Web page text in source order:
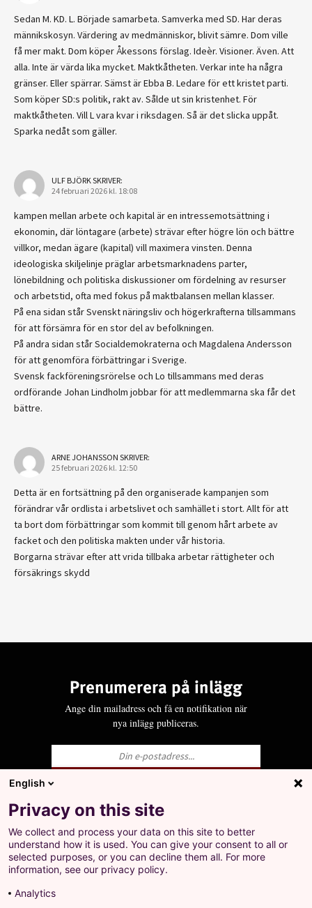
Sedan M. KD. L. Började samarbeta. Samverka med SD. Har deras
männikskosyn. Värdering av medmänniskor, blivit sämre. Dom ville
få mer makt. Dom köper Åkessons förslag. Ideèr. Visioner. Även. Att
alla. Inte är värda lika mycket. Maktkåtheten. Verkar inte ha några
gränser. Eller spärrar. Sämst är Ebba B. Ledare för ett kristet parti.
Som köper SD:s politik, rakt av. Sålde ut sin kristenhet. För
maktkåtheten. Vill L vara kvar i riksdagen. Så är det slicka uppåt.
Sparka nedåt som gäller.
ULF BJÖRKSKRIVER:
24 februari 2026 kl. 18:08
kampen mellan arbete och kapital är en intressemotsättning i
ekonomin, där löntagare (arbete) strävar efter högre lön och bättre
villkor, medan ägare (kapital) vill maximera vinsten. Denna
ideologiska skiljelinje präglar arbetsmarknadens parter,
lönebildning och politiska diskussioner om fördelning av resurser
och arbetstid, ofta med fokus på maktbalansen mellan klasser.
På ena sidan står Svenskt näringsliv och högerkrafterna tillsammans
för att försämra för en stor del av befolkningen.
På andra sidan står Socialdemokraterna och Magdalena Andersson
för att genomföra förbättringar i Sverige.
Svensk fackföreningsrörelse och Lo tillsammans med deras
ordförande Johan Lindholm jobbar för att medlemmarna ska får det
bättre.
ARNE JOHANSSON SKRIVER:
25 februari 2026 kl. 12:50
Detta är en fortsättning på den organiserade kampanjen som
förändrar vår ordlista i arbetslivet och samhället i stort. Allt för att
ta bort dom förbättringar som kommit till genom hårt arbete av
facket och den politiska makten under vår historia.
Borgarna strävar efter att vrida tillbaka arbetar rättigheter och
försäkrings skydd
Prenumerera på inlägg
Ange din mailadress och få en notifikation när
nya inlägg publiceras.
Ja, jag godkänner att LO behandlar mina
personuppgifter i enlighet med Integritets- och
personuppgiftspolicyn för LO.se.
+
Prenumerera på inlägg
Ange din mailadress och få en notifikation när nya
English
Privacy on this site
We collect and process your data on this site to better
understand how it is used. You can give your consent to all or
selected purposes, or you can decline them all. For more
information, see our privacy policy.
Analytics